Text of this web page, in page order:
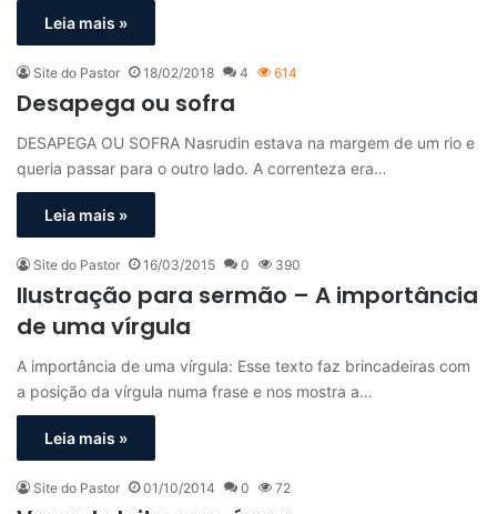
Leia mais »
Site do Pastor 18/02/2018 4 614
Desapega ou sofra
DESAPEGA OU SOFRA Nasrudin estava na margem de um rio e
queria passar para o outro lado. A correnteza era…
Leia mais »
Site do Pastor 16/03/2015 0 390
Ilustração para sermão – A importância
de uma vírgula
A importância de uma vírgula: Esse texto faz brincadeiras com
a posição da vírgula numa frase e nos mostra a…
Leia mais »
Site do Pastor 01/10/2014 0 72